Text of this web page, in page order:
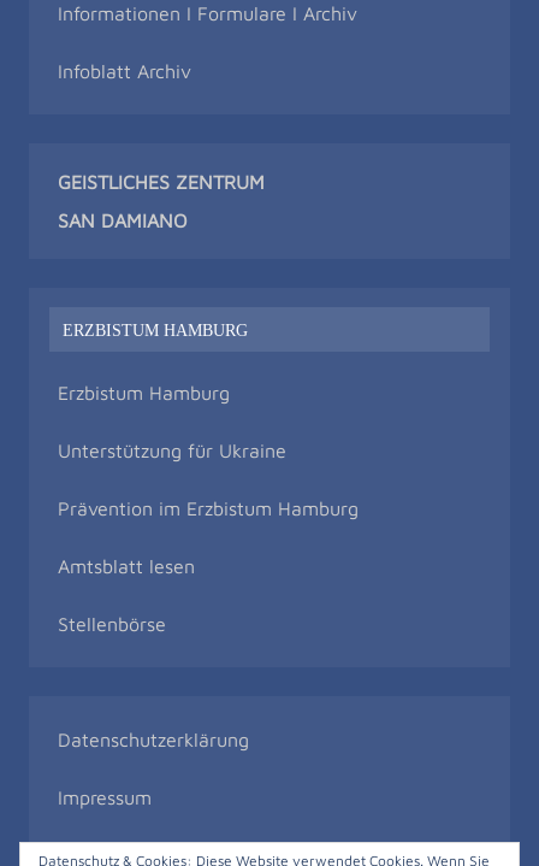
Informationen I Formulare I Archiv
Infoblatt Archiv
GEISTLICHES ZENTRUM
SAN DAMIANO
ERZBISTUM HAMBURG
Erzbistum Hamburg
Unterstützung für Ukraine
Prävention im Erzbistum Hamburg
Amtsblatt lesen
Stellenbörse
Datenschutzerklärung
Impressum
Bildrechte
Datenschutz & Cookies: Diese Website verwendet Cookies. Wenn Sie